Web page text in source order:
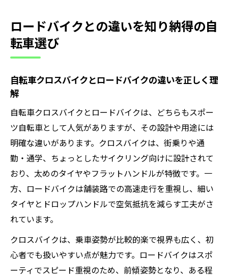
ロードバイクとの違いを知り納得の自
転車選び
自転車クロスバイクとロードバイクの違いを正しく理
解
自転車クロスバイクとロードバイクは、どちらもスポー
ツ自転車として人気がありますが、その設計や用途には
明確な違いがあります。クロスバイクは、街乗りや通
勤・通学、ちょっとしたサイクリング向けに設計されて
おり、太めのタイヤやフラットハンドルが特徴です。一
方、ロードバイクは舗装路での高速走行を重視し、細い
タイヤとドロップハンドルで空気抵抗を減らす工夫がさ
れています。
クロスバイクは、乗車姿勢が比較的楽で視界も広く、初
心者でも扱いやすい点が魅力です。ロードバイクはスポ
ーティでスピード重視のため、前傾姿勢となり、ある程